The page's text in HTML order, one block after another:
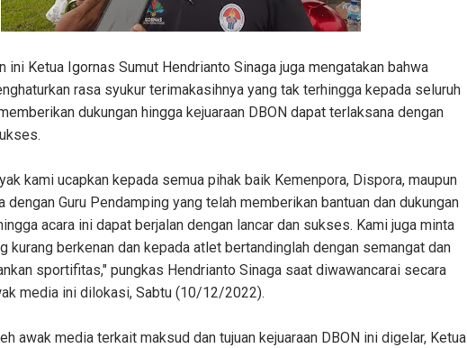
ini Ketua Igornas Sumut Hendrianto Sinaga juga mengatakan bahwa
rasa syukur terimakasihnya yang tak terhingga kepada seluruh
dukungan hingga kejuaraan DBON dapat terlaksana dengan
kami ucapkan kepada semua pihak baik Kemenpora, Dispora, maupun
dengan Guru Pendamping yang telah memberikan bantuan dan dukungan
acara ini dapat berjalan dengan lancar dan sukses. Kami juga minta
kurang berkenan dan kepada atlet bertandinglah dengan semangat dan
sportifitas," pungkas Hendrianto Sinaga saat diwawancarai secara
media ini dilokasi, Sabtu (10/12/2022).
awak media terkait maksud dan tujuan kejuaraan DBON ini digelar, Ketua